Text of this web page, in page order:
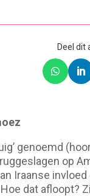
Deel dit
genoemd
op
Iraanse
dat afloopt?